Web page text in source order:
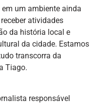
um ambiente ainda
atividades
da história local e
da cidade. Estamos
transcorra da
Tiago.
responsável